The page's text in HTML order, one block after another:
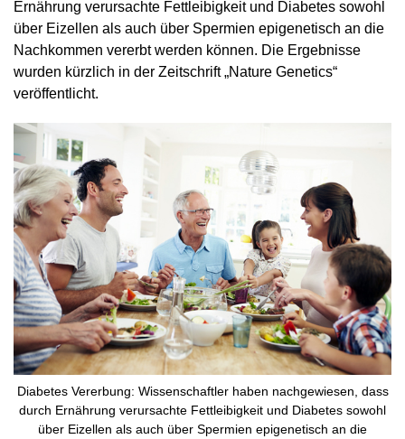
Ernährung verursachte Fettleibigkeit und Diabetes sowohl
über Eizellen als auch über Spermien epigenetisch an die
Nachkommen vererbt werden können. Die Ergebnisse
wurden kürzlich in der Zeitschrift „Nature Genetics“
veröffentlicht.
Diabetes Vererbung: Wissenschaftler haben nachgewiesen, dass
durch Ernährung verursachte Fettleibigkeit und Diabetes sowohl
über Eizellen als auch über Spermien epigenetisch an die